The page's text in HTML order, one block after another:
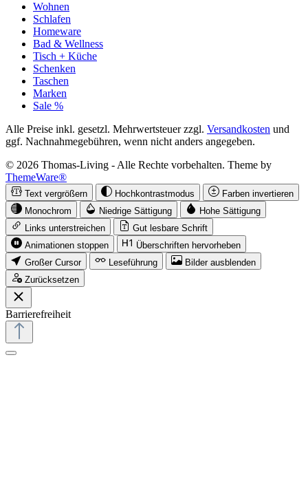
Wohnen
Schlafen
Homeware
Bad & Wellness
Tisch + Küche
Schenken
Taschen
Marken
Sale %
Alle Preise inkl. gesetzl. Mehrwertsteuer zzgl. Versandkosten und
ggf. Nachnahmegebühren, wenn nicht anders angegeben.
© 2026 Thomas-Living - Alle Rechte vorbehalten. Theme by
ThemeWare®
Text vergrößern Hochkontrastmodus
Farben invertieren
Monochrom
Niedrige Sättigung
Hohe Sättigung
Links unterstreichen
Gut lesbare Schrift
Animationen stoppen
Überschriften hervorheben
Großer Cursor
Leseführung
Bilder ausblenden
Zurücksetzen
Barrierefreiheit